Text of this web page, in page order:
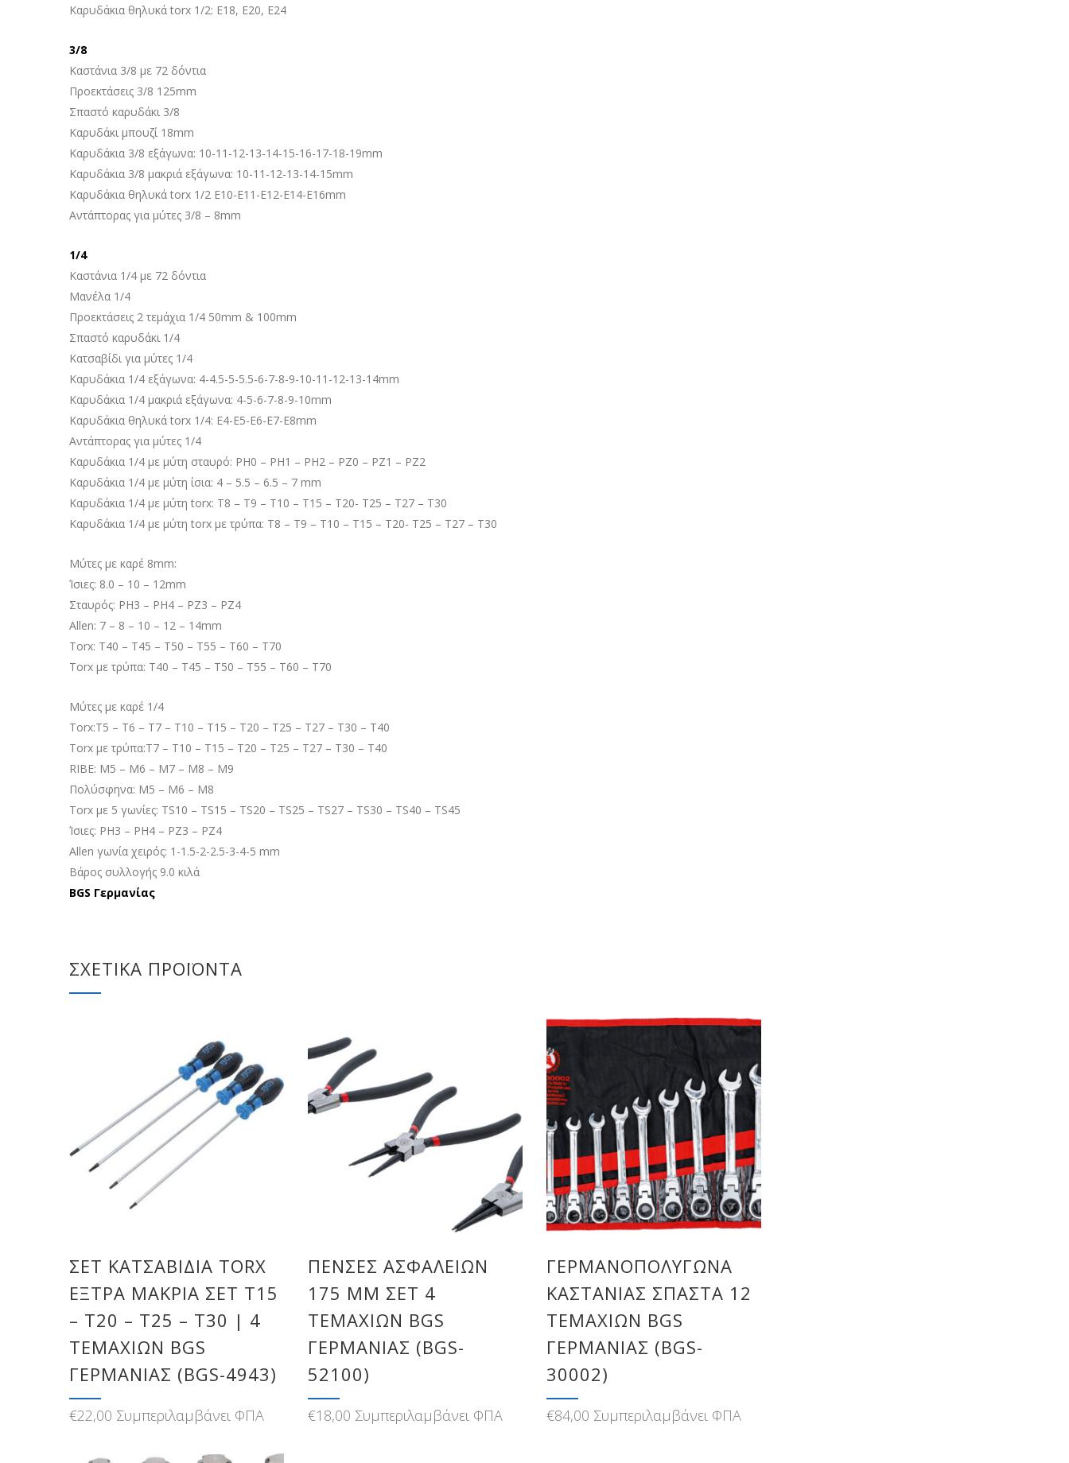
Καρυδάκια θηλυκά torx 1/2: E18, E20, E24
3/8
Καστάνια 3/8 με 72 δόντια
Προεκτάσεις 3/8 125mm
Σπαστό καρυδάκι 3/8
Καρυδάκι μπουζί 18mm
Καρυδάκια 3/8 εξάγωνα: 10-11-12-13-14-15-16-17-18-19mm
Καρυδάκια 3/8 μακριά εξάγωνα: 10-11-12-13-14-15mm
Καρυδάκια θηλυκά torx 1/2 E10-E11-E12-E14-E16mm
Αντάπτορας για μύτες 3/8 – 8mm
1/4
Καστάνια 1/4 με 72 δόντια
Μανέλα 1/4
Προεκτάσεις 2 τεμάχια 1/4 50mm & 100mm
Σπαστό καρυδάκι 1/4
Κατσαβίδι για μύτες 1/4
Καρυδάκια 1/4 εξάγωνα: 4-4.5-5-5.5-6-7-8-9-10-11-12-13-14mm
Καρυδάκια 1/4 μακριά εξάγωνα: 4-5-6-7-8-9-10mm
Καρυδάκια θηλυκά torx 1/4: E4-E5-E6-E7-E8mm
Αντάπτορας για μύτες 1/4
Καρυδάκια 1/4 με μύτη σταυρό: PH0 – PH1 – PH2 – PZ0 – PZ1 – PZ2
Καρυδάκια 1/4 με μύτη ίσια: 4 – 5.5 – 6.5 – 7 mm
Καρυδάκια 1/4 με μύτη torx: T8 – T9 – T10 – T15 – T20- T25 – T27 – T30
Καρυδάκια 1/4 με μύτη torx με τρύπα: T8 – T9 – T10 – T15 – T20- T25 – T27 – T30
Μύτες με καρέ 8mm:
Ίσιες: 8.0 – 10 – 12mm
Σταυρός: PH3 – PH4 – PZ3 – PZ4
Allen: 7 – 8 – 10 – 12 – 14mm
Torx: T40 – T45 – T50 – T55 – T60 – T70
Torx με τρύπα: T40 – T45 – T50 – T55 – T60 – T70
Μύτες με καρέ 1/4
Torx:T5 – T6 – T7 – T10 – T15 – T20 – T25 – T27 – T30 – T40
Torx με τρύπα:T7 – T10 – T15 – T20 – T25 – T27 – T30 – T40
RIBE: M5 – M6 – M7 – M8 – M9
Πολύσφηνα: M5 – M6 – M8
Torx με 5 γωνίες: TS10 – TS15 – TS20 – TS25 – TS27 – TS30 – TS40 – TS45
Ίσιες: PH3 – PH4 – PZ3 – PZ4
Allen γωνία χειρός: 1-1.5-2-2.5-3-4-5 mm
Βάρος συλλογής 9.0 κιλά
BGS Γερμανίας
ΣΧΕΤΙΚΆ ΠΡΟΪΌΝΤΑ
ΣΕΤ ΚΑΤΣΑΒΊΔΙΑ TORX
ΈΞΤΡΑ ΜΑΚΡΙΆ ΣΕΤ T15
– T20 – T25 – T30 | 4
ΤΕΜΑΧΊΩΝ BGS
ΓΕΡΜΑΝΊΑΣ (BGS-4943)
€22,00 Συμπεριλαμβάνει ΦΠΑ
ΠΈΝΣΕΣ ΑΣΦΑΛΕΙΏΝ
175 MM ΣΕΤ 4
ΤΕΜΑΧΊΩΝ BGS
ΓΕΡΜΑΝΊΑΣ (BGS-
52100)
€18,00 Συμπεριλαμβάνει ΦΠΑ
ΓΕΡΜΑΝΟΠΟΛΎΓΩΝΑ
ΚΑΣΤΆΝΙΑΣ ΣΠΑΣΤΆ 12
ΤΕΜΑΧΊΩΝ BGS
ΓΕΡΜΑΝΊΑΣ (BGS-
30002)
€84,00 Συμπεριλαμβάνει ΦΠΑ